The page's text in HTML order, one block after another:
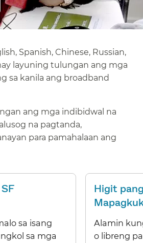
Spanish, Chinese, Russian,
layuning tulungan ang mga
sa kanila ang broadband
ang mga indibidwal na
na pagtanda,
para pamahalaan ang
sa isang
sa mga
Higit
Alamin
o libreng